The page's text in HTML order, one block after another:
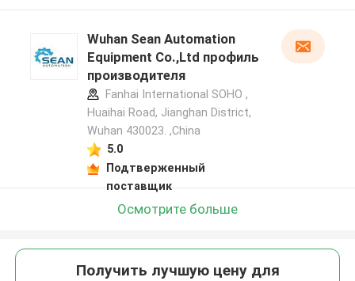
Wuhan Sean Automation
Equipment Co.,Ltd профиль
производителя
Fanhai International SOHO ,
Huaihai Road, Jianghan District,
Wuhan 430023. ,China
5.0
Подтверженный
поставщик
Осмотрите больше
Получить лучшую цену для